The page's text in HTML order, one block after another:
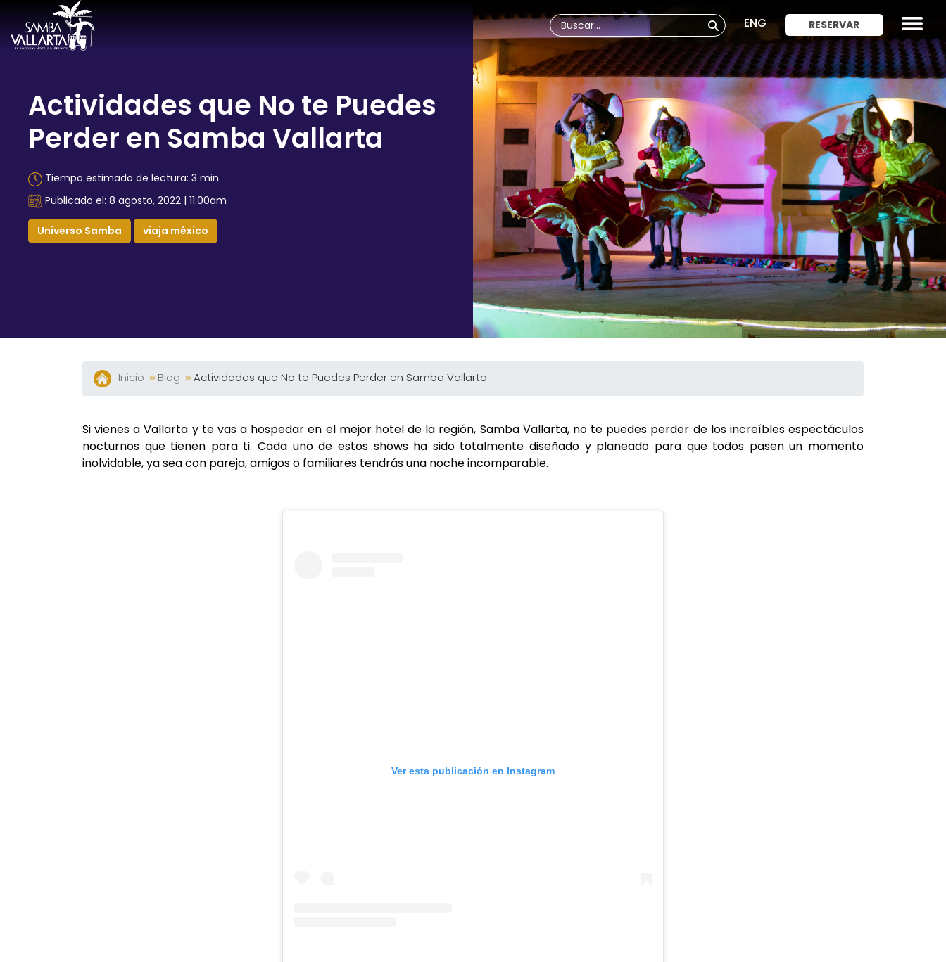
ENG RESERVAR
Actividades que No te Puedes
Perder en Samba Vallarta
Tiempo estimado de lectura: 3 min.
Publicado el: 8 agosto, 2022 | 11:00am
Universo Samba viaja méxico
Inicio Blog Actividades que No te Puedes Perder en Samba Vallarta
Si vienes a Vallarta y te vas a hospedar en el mejor hotel de la región, Samba Vallarta, no te puedes perder de los increíbles espectáculos
nocturnos que tienen para ti. Cada uno de estos shows ha sido totalmente diseñado y planeado para que todos pasen un momento
inolvidable, ya sea con pareja, amigos o familiares tendrás una noche incomparable.
Ver esta publicación en Instagram